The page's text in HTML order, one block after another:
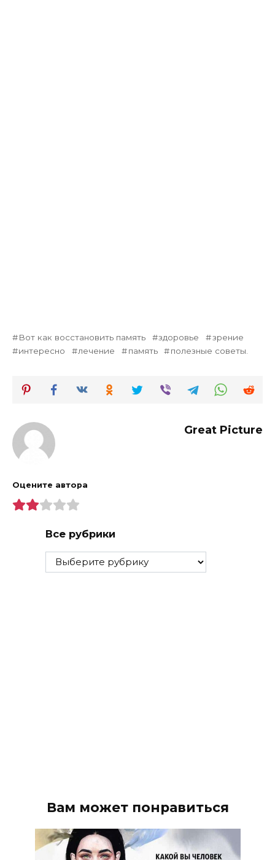
Вот как восстановить память здоровье
зрение
интересно
лечение память полезные советы.
Great Picture
Оцените автора
Все рубрики
Все
рубрики
Вам может понравиться